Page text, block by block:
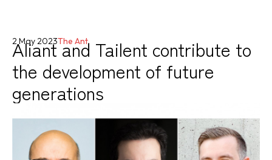
Aliant and Tailent contribute to
the development of future
generations
2 May 2023The Ant